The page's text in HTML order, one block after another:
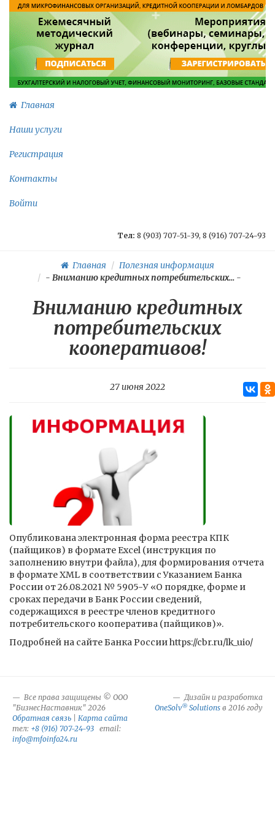
Главная
Наши услуги
Регистрация
Контакты
Войти
Тел: 8 (903) 707-51-39, 8 (916) 707-24-93
Главная
Полезная информация
- Вниманию кредитных потребительских...-
Вниманию кредитных
потребительских
кооперативов!
27 июня 2022
Опубликована электронная форма реестра КПК
(пайщиков) в формате Excel (инструкция по
заполнению внутри файла), для формирования отчета
в формате XML в соответствии с Указанием Банка
России от 26.08.2021 № 5905-У «О порядке, форме и
сроках передачи в Банк России сведений,
содержащихся в реестре членов кредитного
потребительского кооператива (пайщиков)».
Подробней на сайте Банка России https://cbr.ru/lk_uio/
Все права защищены © ООО
"БизнесНаставник" 2026
Обратная связь
Карта сайта
тел: +8 (916) 707-24-93 email:
info@mfoinfo24.ru
Дизайн и разработка
OneSolv® Solutions в 2016 году